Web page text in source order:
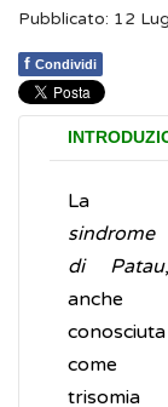
Pubblicato: 12
f Condividi
La
sindrome
di Patau,
anche
conosciuta
come
trisomia